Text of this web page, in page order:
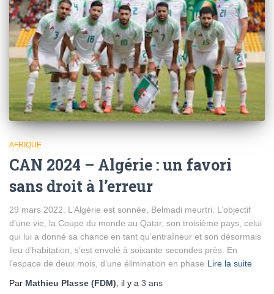
AFRIQUE
CAN 2024 – Algérie : un favori
sans droit à l’erreur
29 mars 2022. L’Algérie est sonnée, Belmadi meurtri. L’objectif
d’une vie, la Coupe du monde au Qatar, son troisième pays, celui
qui lui a donné sa chance en tant qu’entraîneur et son désormais
lieu d’habitation, s’est envolé à soixante secondes près. En
l’espace de deux mois, d’une élimination en phase Lire la suite
Par Mathieu Plasse (FDM) , il y a 3 ans